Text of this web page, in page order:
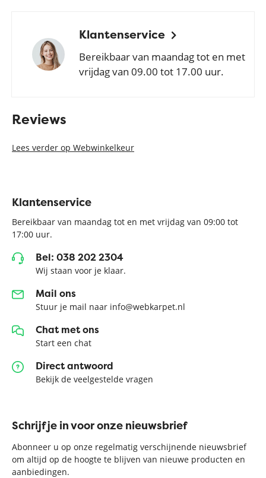
Klantenservice
Bereikbaar van maandag tot en met
vrijdag van 09.00 tot 17.00 uur.
Reviews
Lees verder op Webwinkelkeur
Klantenservice
Bereikbaar van maandag tot en met vrijdag van 09:00 tot
17:00 uur.
Bel: 038 202 2304
Wij staan voor je klaar.
Mail ons
Stuur je mail naar info@webkarpet.nl
Chat met ons
Start een chat
Direct antwoord
Bekijk de veelgestelde vragen
Schrijf je in voor onze nieuwsbrief
Abonneer u op onze regelmatig verschijnende nieuwsbrief
om altijd op de hoogte te blijven van nieuwe producten en
aanbiedingen.